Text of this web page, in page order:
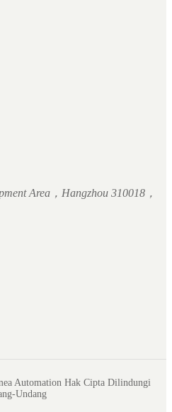
Area，Hangzhou 310018，
Automation Hak Cipta Dilindungi
Undang